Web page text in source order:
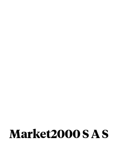
Market2000 S A S